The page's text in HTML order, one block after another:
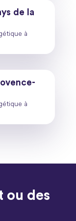
de la
à
à
ou des